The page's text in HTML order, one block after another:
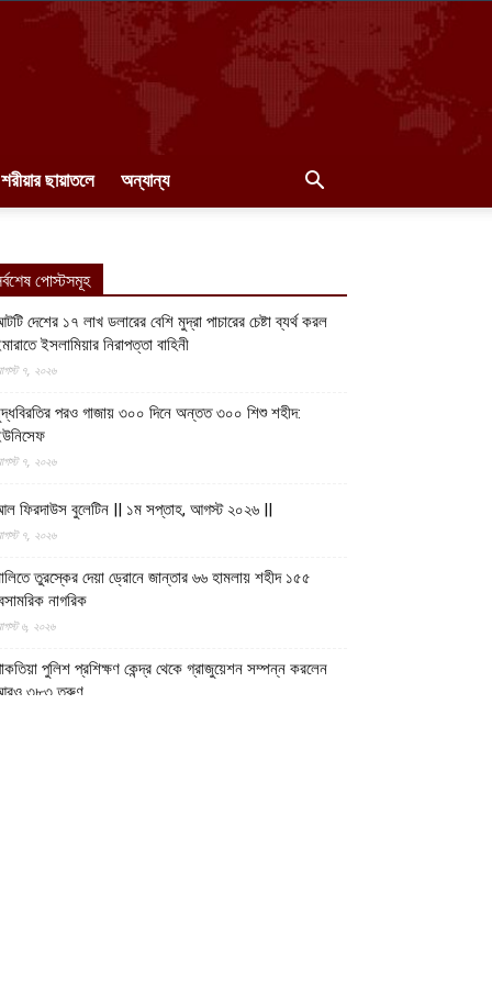
শরীয়ার ছায়াতলে অন্যান্য
পোস্টসমূহ
দেশের ১৭ লাখ ডলারের বেশি মুদ্রা পাচারের চেষ্টা ব্যর্থ করল
ইসলামিয়ার নিরাপত্তা বাহিনী
৭, ২০২৬
পরও গাজায় ৩০০ দিনে অন্তত ৩০০ শিশু শহীদ:
৭, ২০২৬
ফিরদাউস বুলেটিন || ১ম সপ্তাহ, আগস্ট ২০২৬ ||
৭, ২০২৬
তুরস্কের দেয়া ড্রোনে জান্তার ৬৬ হামলায় শহীদ ১৫৫
নাগরিক
৬, ২০২৬
পুলিশ প্রশিক্ষণ কেন্দ্র থেকে গ্রাজুয়েশন সম্পন্ন করলেন
৩৮৩ তরুণ